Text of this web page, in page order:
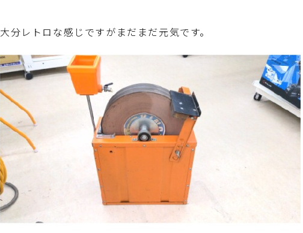
大分レトロな感じですがまだまだ元気です。